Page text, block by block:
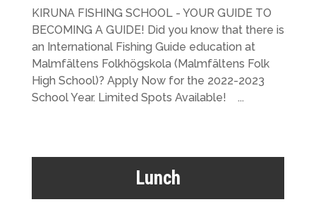
KIRUNA FISHING SCHOOL - YOUR GUIDE TO
BECOMING A GUIDE! Did you know that there is
an International Fishing Guide education at
Malmfältens Folkhögskola (Malmfältens Folk
High School)? Apply Now for the 2022-2023
School Year. Limited Spots Available! ...
Lunch